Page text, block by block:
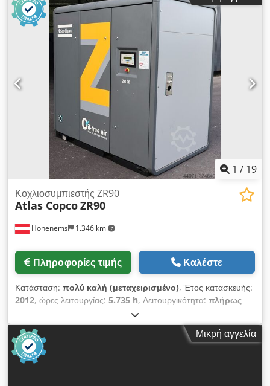
1 / 19
Hohenems 1.346 km
Κοχλιοσυμπιεστής ZR90
Atlas CopcoZR90
Πληροφορίες τιμής Καλέστε
Κατάσταση: πολύ καλή (μεταχειρισμένο), Έτος κατασκευής:
2012, ώρες λειτουργίας: 5.735 h, Λειτουργικότητα: πλήρως
, Συμπιεστής βιδωτός, χωρίς χρήση λαδιού, της
Atlas Copco, μοντέλο ZR90. Ισχύς: 90 kW Dksdpfezqvvaex
Am Der Πίεση: 7,50 bar Παραγωγή: 14 m3/min Έτος
κατασκευής: 2012 Ώρες λειτουργίας: 5735
Μικρή αγγελία